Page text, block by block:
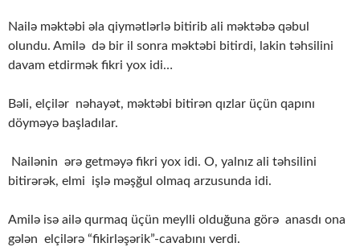
Nailə məktəbi əla qiymətlərlə bitirib ali məktəbə qəbul
olundu. Amilə də bir il sonra məktəbi bitirdi, lakin təhsilini
davam etdirmək fikri yox idi…
Bəli, elçilər nəhayət, məktəbi bitirən qızlar üçün qapını
döyməyə başladılar.
Nailənin ərə getməyə fikri yox idi. O, yalnız ali təhsilini
bitirərək, elmi işlə məşğul olmaq arzusunda idi.
Amilə isə ailə qurmaq üçün meylli olduğuna görə anasdı ona
gələn elçilərə “fikirləşərik”-cavabını verdi.